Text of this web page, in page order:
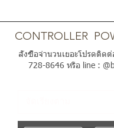
CONTROLLER
สั่งซื้อจำนวนเยอะโปรดติด
728-8646หรือ line :